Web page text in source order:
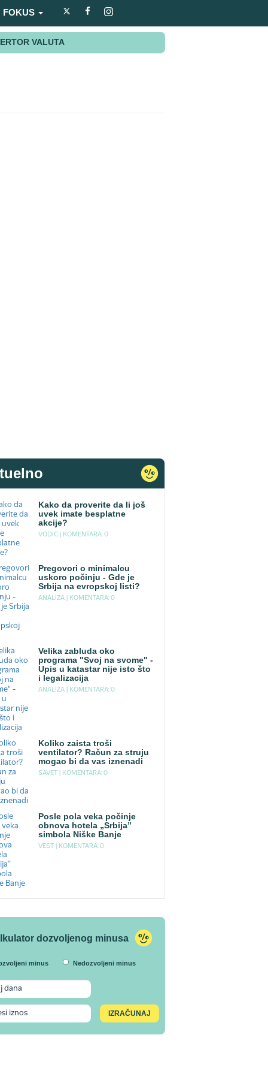
FOKUS
VALUTA
Kako da proverite da li još
uvek imate besplatne
akcije?
VODIC | KOMENTARA: 0
Pregovori o minimalcu
uskoro počinju - Gde je
Srbija na evropskoj listi?
ANALIZA | KOMENTARA: 0
Velika zabluda oko
programa "Svoj na svome" -
Upis u katastar nije isto što
i legalizacija
ANALIZA | KOMENTARA: 0
Koliko zaista troši
ventilator? Račun za struju
mogao bi da vas iznenadi
SAVET | KOMENTARA: 0
Posle pola veka počinje
obnova hotela „Srbija”
simbola Niške Banje
VEST | KOMENTARA: 0
dozvoljenog minusa
minus Nedozvoljeni minus